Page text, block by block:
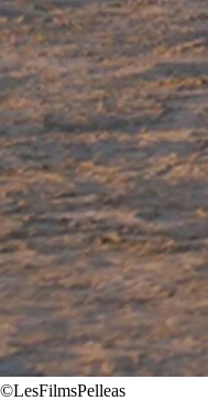
©LesFilmsPelleas